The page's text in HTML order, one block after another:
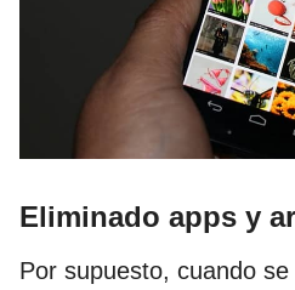
Eliminado apps y
Por supuesto, cuando